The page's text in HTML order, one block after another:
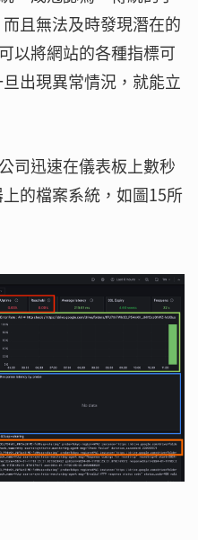
且無法及時發現潛在的
以將網站的各種指標可
出現異常情況，就能立
司迅速在儀表板上數秒
的檔案系統，如圖15所